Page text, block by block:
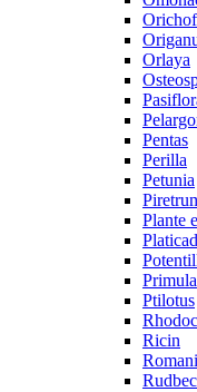
Orlaya
Pentas
Perilla
Petunia
Plante
Primula
Ptilotus
Ricin